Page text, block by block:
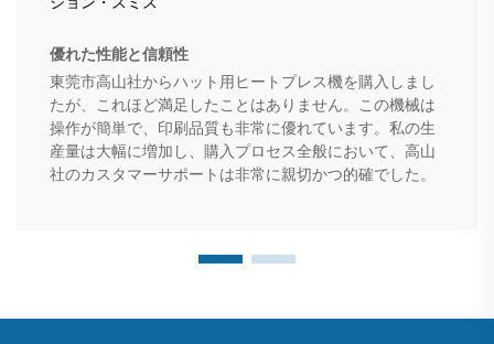
優れた性能と信頼性
東莞市高山社からハット用ヒートプレス機を購入しまし
たが、これほど満足したことはありません。この機械は
操作が簡単で、印刷品質も非常に優れています。私の生
産量は大幅に増加し、購入プロセス全般において、高山
社のカスタマーサポートは非常に親切かつ的確でした。